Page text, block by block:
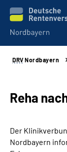
Online-Services
Services
Reha-Kliniken
DRV Nordbayern
Reha
Der
Nordbayern